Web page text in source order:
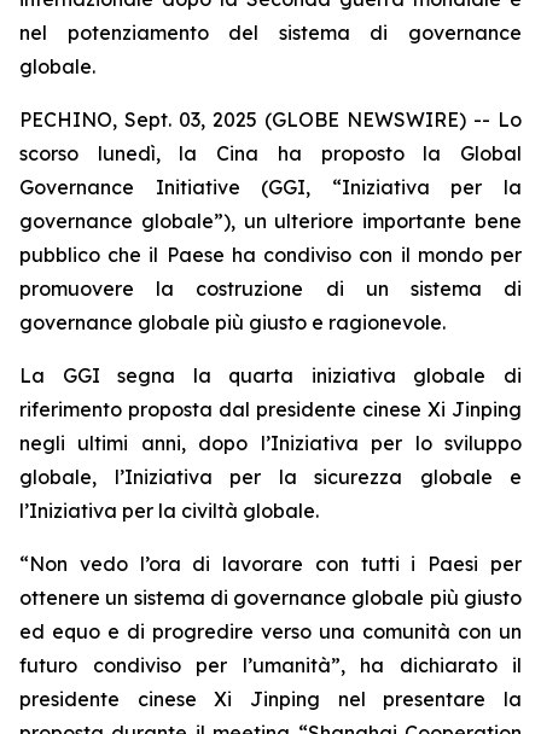
nel potenziamento del sistema di governance
globale.
PECHINO, Sept. 03, 2025 (GLOBE NEWSWIRE) -- Lo
scorso lunedì, la Cina ha proposto la Global
Governance Initiative (GGI, “Iniziativa per la
governance globale”), un ulteriore importante bene
pubblico che il Paese ha condiviso con il mondo per
promuovere la costruzione di un sistema di
governance globale più giusto e ragionevole.
La GGI segna la quarta iniziativa globale di
riferimento proposta dal presidente cinese Xi Jinping
negli ultimi anni, dopo l’Iniziativa per lo sviluppo
globale, l’Iniziativa per la sicurezza globale e
l’Iniziativa per la civiltà globale.
“Non vedo l’ora di lavorare con tutti i Paesi per
ottenere un sistema di governance globale più giusto
ed equo e di progredire verso una comunità con un
futuro condiviso per l’umanità”, ha dichiarato il
presidente cinese Xi Jinping nel presentare la